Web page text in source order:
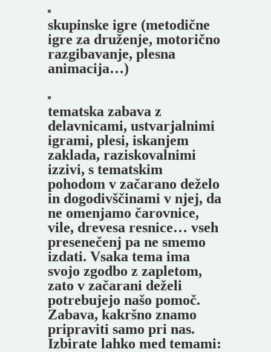
skupinske igre (metodične
igre za druženje, motorično
razgibavanje, plesna
animacija…)
tematska zabava z
delavnicami, ustvarjalnimi
igrami, plesi, iskanjem
zaklada, raziskovalnimi
izzivi, s tematskim
pohodom v začarano deželo
in dogodivščinami v njej, da
ne omenjamo čarovnice,
vile, drevesa resnice… vseh
presenečenj pa ne smemo
izdati. Vsaka tema ima
svojo zgodbo z zapletom,
zato v začarani deželi
potrebujejo našo pomoč.
Zabava, kakršno znamo
pripraviti samo pri nas.
Izbirate lahko med temami: